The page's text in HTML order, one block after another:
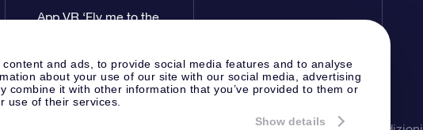
and ads, to provide social media features and to analyse
about your use of our site with our social media, advertising
combine it with other information that you’ve provided to them or
use of their services.
Show details
App VR ‘Fly me to the